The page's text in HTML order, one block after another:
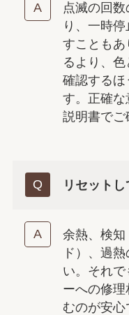
点滅の回
り、一時
すこともあ
るより、
確認する
す。正確な
説明書でご
リセットし
余熱、検知
ド）、過
い。それ
ーへの修
むのが安心